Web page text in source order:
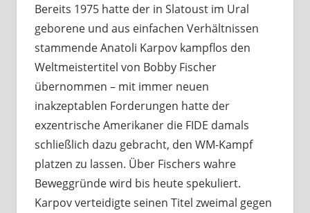
Bereits 1975 hatte der in Slatoust im Ural
geborene und aus einfachen Verhältnissen
stammende Anatoli Karpov kampflos den
Weltmeistertitel von Bobby Fischer
übernommen – mit immer neuen
inakzeptablen Forderungen hatte der
exzentrische Amerikaner die FIDE damals
schließlich dazu gebracht, den WM-Kampf
platzen zu lassen. Über Fischers wahre
Beweggründe wird bis heute spekuliert.
Karpov verteidigte seinen Titel zweimal gegen